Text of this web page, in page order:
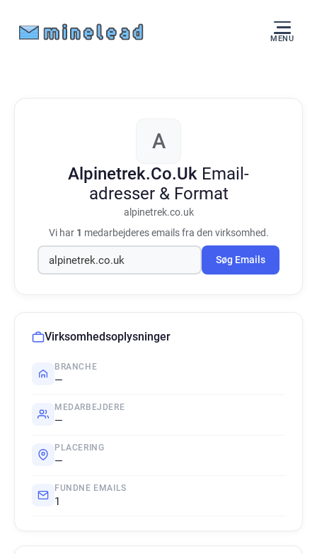
MENU
A
Alpinetrek.Co.Uk Email-
adresser & Format
alpinetrek.co.uk
Vi har 1 medarbejderes emails fra den virksomhed.
Søg Emails
Virksomhedsoplysninger
BRANCHE
—
MEDARBEJDERE
—
PLACERING
—
FUNDNE EMAILS
1